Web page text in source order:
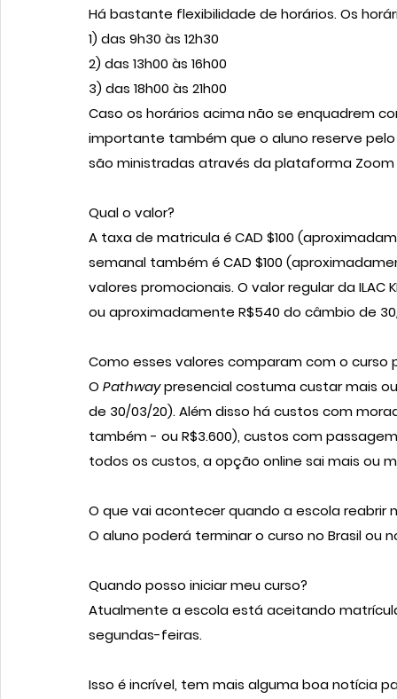
Há bastante flexibilidade de horários. Os
1) das 9h30 às 12h30
2) das 13h00 às 16h00
3) das 18h00 às 21h00
Caso os horários acima não se enquadrem
importante também que o aluno reserve
são ministradas através da plataforma
Qual o valor?
A taxa de matricula é CAD $100
semanal também é CAD $100
valores promocionais. O valor regular da ILAC
ou aproximadamente R$540 do câmbio de
Como esses valores comparam com o curso
O Pathway presencial costuma custar mais
de 30/03/20). Além disso há custos com
também - ou R$3.600), custos com
todos os custos, a opção online sai mais ou
O que vai acontecer quando a escola reabrir
O aluno poderá terminar o curso no Brasil ou
Quando posso iniciar meu curso?
Atualmente a escola está aceitando
segundas-feiras.
Isso é incrível, tem mais alguma boa notícia